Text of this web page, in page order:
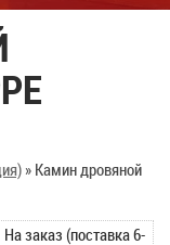
» Камин дровяной
На заказ (поставка 6-